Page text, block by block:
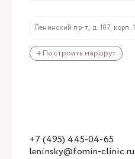
Ленинский пр-т, д. 107, корп. 1
→ Построить маршрут
leninsky@fomin-clinic.ru
+7 (495) 445-04-65